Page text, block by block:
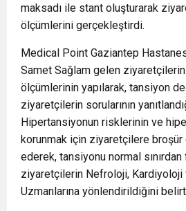
maksadı ile stant oluşturarak
ölçümlerini gerçekleştirdi.
Medical Point Gaziantep
Samet Sağlam gelen
ölçümlerinin yapılarak, tansiyon
ziyaretçilerin sorularının
Hipertansiyonun risklerinin ve
korunmak için ziyaretçilere broşür
ederek, tansiyonu normal
ziyaretçilerin Nefroloji, Kardiyoloji
Uzmanlarına yönlendirildiğini